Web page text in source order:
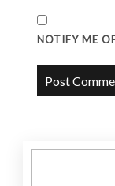
NOTIFY ME